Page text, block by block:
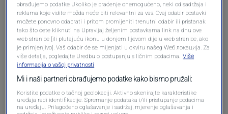
Oglas
obrađujemo podatke Ukoliko je praćenje onemogućeno, neki od sadržaja i
reklama koje vidite možda neće biti relevantni za vas. Ovaj odabir postavki
možete ponovno odabrati i pritom promijeniti trenutni odabir ili pristanak
tako što ćete kliknuti na Upravljaj željenim postavkama link na dnu ove
web stranice [ili plutajuću ikonu u donjem lijevom dijelu web stranice, ako
je primjenjivo]. Vaš odabir će se mijenjati u okviru našeg Wеб локација. Za
više detalja, pogledajte Uredbu o postupanju s ličnim podacima. Više
informacija o vašoj privatnosti
Mi i naši partneri obrađujemo podatke kako bismo pružali:
Koristite podatke o tačnoj geolokaciji. Aktivno skenirajte karakteristike
uređaja radi identifikacije. Spremanje podataka i/ili pristupanje podacima
na uređaju. Prilagođeno oglašavanje i sadržaj, mjerenje oglašavanja i